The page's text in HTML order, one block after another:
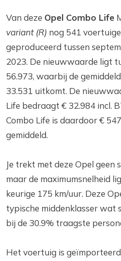
Van deze Opel Combo Life
variant (R) nog 541
geproduceerd tussen
2023. De nieuwwaarde ligt
56.973, waarbij de
33.531 uitkomt. De
Life bedraagt € 32.984 incl.
Combo Life is daardoor €
gemiddeld.
Je trekt met deze Opel
maar de maximumsnelheid
keurige 175 km/uur. Deze
typische middenklasser wat
bij de 30.9% traagste
Het voertuig is